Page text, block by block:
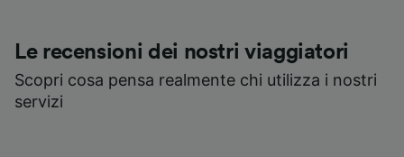
Le recensioni dei nostri viaggiatori
Scopri cosa pensa realmente chi utilizza i nostri
servizi